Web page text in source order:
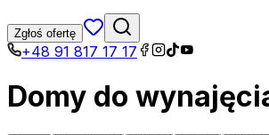
Zgłoś ofertę
+48 91 817 17 17
Domy do